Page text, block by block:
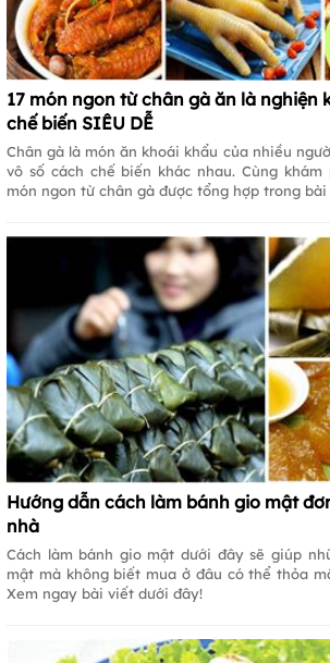
17 món ngon từ chân gà ăn là nghiện
chế biến SIÊU DỄ
Chân gà là món ăn khoái khẩu của nhiều
vô số cách chế biến khác nhau. Cùng
món ngon từ chân gà được tổng hợp trong
Hướng dẫn cách làm bánh gio mật
nhà
Cách làm bánh gio mật dưới đây sẽ giúp
mật mà không biết mua ở đâu có thể thỏa
Xem ngay bài viết dưới đây!